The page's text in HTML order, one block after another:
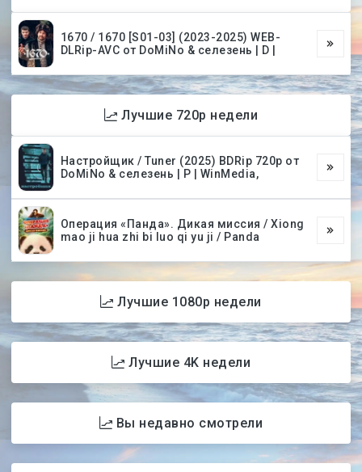
1670 / 1670 [S01-03] (2023-2025) WEB-
DLRip-AVC от DoMiNo & селезень | D |
Лучшие 720p недели
Настройщик / Tuner (2025) BDRip 720p от
DoMiNo & селезень | P | WinMedia,
Операция «Панда». Дикая миссия / Xiong
mao ji hua zhi bi luo qi yu ji / Panda
Лучшие 1080p недели
Лучшие 4K недели
Вы недавно смотрели